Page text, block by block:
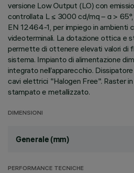
versione Low Output (LO) con
controllata L ≤ 3000 cd/mq – α >
EN 12464-1, per impiego in ambienti
videoterminali. La dotazione ottica e
permette di ottenere elevati valori di
sistema. Impianto di alimentazione
integrato nell’apparecchio.
cavi elettrici "Halogen Free". Raster
stampato e metallizzato.
DIMENSIONI
Generale (mm)
PERFORMANCE TECNICHE